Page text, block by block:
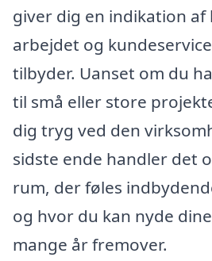
giver dig en indikation af
arbejdet og
tilbyder. Uanset om du
til små eller store
dig tryg ved den
sidste ende handler det
rum, der føles
og hvor du kan nyde
mange år fremover.